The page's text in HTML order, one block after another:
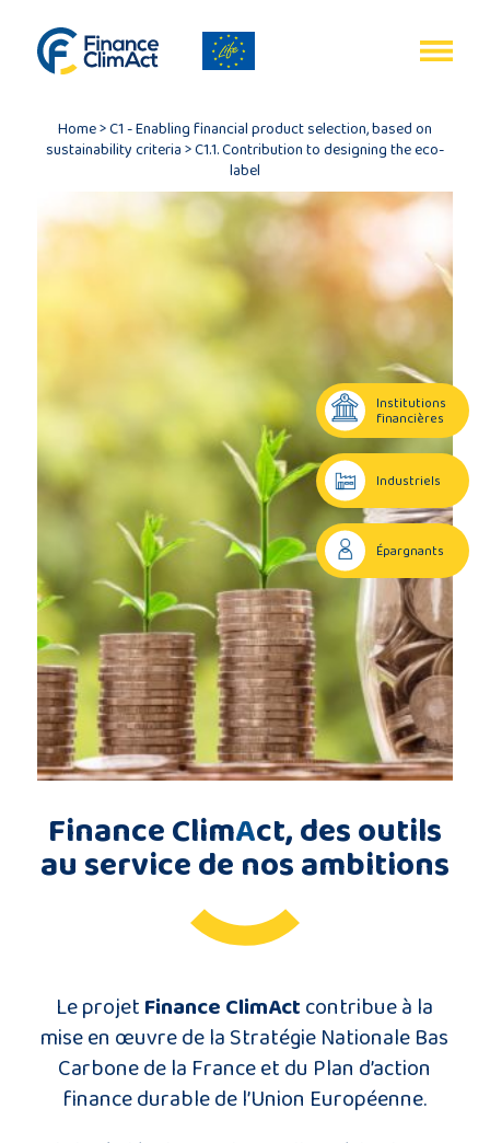
FR
Accueil
Publications
Description
projet
Membres
consortium
Home>C1 - Enabling financial product selection, based on
sustainability criteria >C1.1. Contribution to designing the eco-
label
Institutions
financières
Industriels
Épargnants
Finance ClimAct, des outils
au service de nos ambitions
Le projet Finance ClimAct contribue à la
mise en œuvre de la Stratégie Nationale Bas
Carbone de la France et du Plan d’action
finance durable de l’Union Européenne.